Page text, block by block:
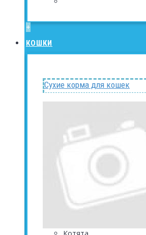
+
КОШКИ
Сухие корма для кошек